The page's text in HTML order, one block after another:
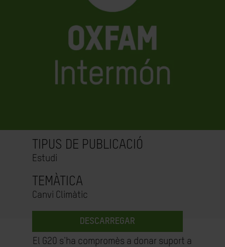
TIPUS DE PUBLICACIÓ
Estudi
TEMÀTICA
Canvi Climàtic
DESCARREGAR
El G20 s'ha compromès a donar suport a